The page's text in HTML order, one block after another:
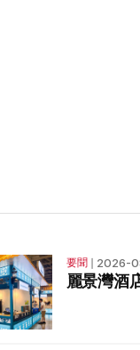
要聞 ❘ 2026-
麗景灣酒